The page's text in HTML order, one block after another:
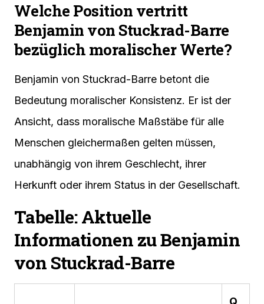
Welche Position vertritt
Benjamin von Stuckrad-Barre
bezüglich moralischer Werte?
Benjamin von Stuckrad-Barre betont die
Bedeutung moralischer Konsistenz. Er ist der
Ansicht, dass moralische Maßstäbe für alle
Menschen gleichermaßen gelten müssen,
unabhängig von ihrem Geschlecht, ihrer
Herkunft oder ihrem Status in der Gesellschaft.
Tabelle: Aktuelle
Informationen zu Benjamin
von Stuckrad-Barre